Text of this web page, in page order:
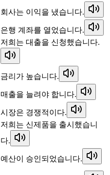
회사는 이익을 냈습니다.
은행 계좌를 열었습니다.
저희는 대출을 신청했습니다.
금리가 높습니다.
매출을 늘려야 합니다.
시장은 경쟁적이다.
저희는 신제품을 출시했습니
다.
예산이 승인되었습니다.